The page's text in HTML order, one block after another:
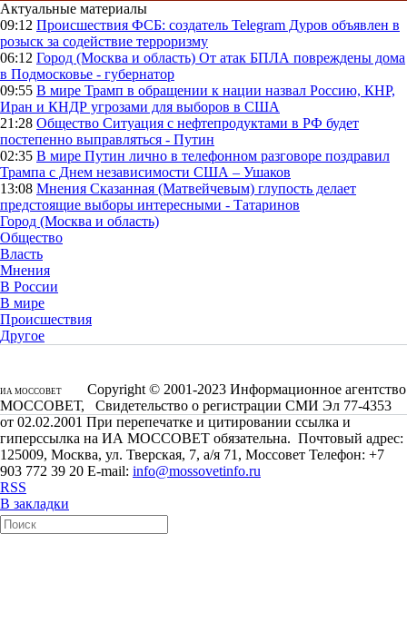
Актуальные материалы
09:12 Происшествия ФСБ: создатель Telegram Дуров объявлен в
розыск за содействие терроризму
06:12 Город (Москва и область) От атак БПЛА повреждены дома
в Подмосковье - губернатор
09:55 В мире Трамп в обращении к нации назвал Россию, КНР,
Иран и КНДР угрозами для выборов в США
21:28 Общество Ситуация с нефтепродуктами в РФ будет
постепенно выправляться - Путин
02:35 В мире Путин лично в телефонном разговоре поздравил
Трампа с Днем независимости США – Ушаков
13:08 Мнения Сказанная (Матвейчевым) глупость делает
предстоящие выборы интересными - Татаринов
Город (Москва и область)
Общество
Власть
Мнения
В России
В мире
Происшествия
Другое
ИА МОССОВЕТ
Copyright © 2001-2023 Информационное агентство
МОССОВЕТ, Свидетельство о регистрации СМИ Эл 77-4353
от 02.02.2001 При перепечатке и цитировании ссылка и
гиперссылка на ИА МОССОВЕТ обязательна. Почтовый адрес:
125009, Москва, ул. Тверская, 7, а/я 71, Моссовет Телефон: +7
903 772 39 20 E-mail: info@mossovetinfo.ru
RSS
В закладки